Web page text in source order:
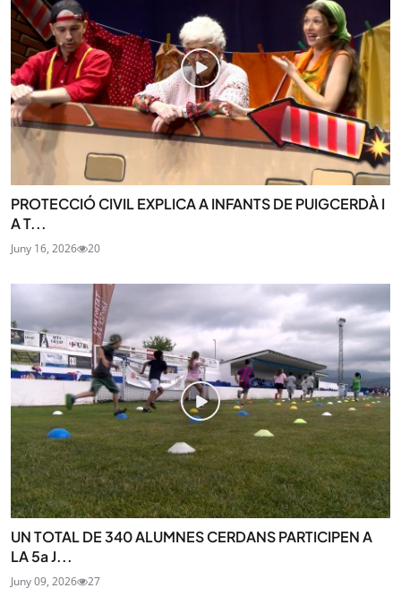
PROTECCIÓ CIVIL EXPLICA A INFANTS DE PUIGCERDÀ I
A T...
Juny 16, 2026 20
UN TOTAL DE 340 ALUMNES CERDANS PARTICIPEN A
LA 5a J...
Juny 09, 2026 27